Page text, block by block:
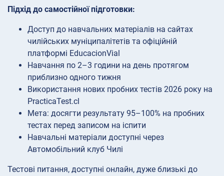
Підхід до самостійної підготовки:
Доступ до навчальних матеріалів на сайтах
чилійських муніципалітетів та офіційній
платформі EducacionVial
Навчання по 2–3 години на день протягом
приблизно одного тижня
Використання нових пробних тестів 2026 року на
PracticaTest.cl
Мета: досягти результату 95–100% на пробних
тестах перед записом на іспити
Навчальні матеріали доступні через
Автомобільний клуб Чилі
Тестові питання, доступні онлайн, дуже близькі до